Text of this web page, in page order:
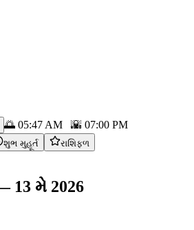
🌅 05:47 AM 🌇 07:00 PM
શુભ મુહૂર્ત રાશિફળ
13 મે 2026